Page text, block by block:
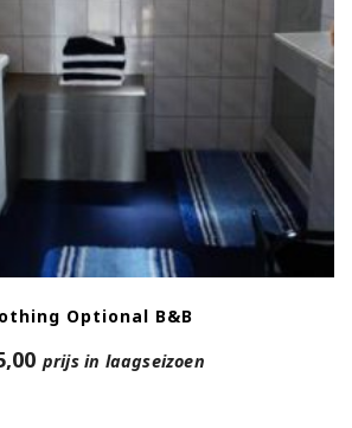
Optional B&B
prijs in laagseizoen